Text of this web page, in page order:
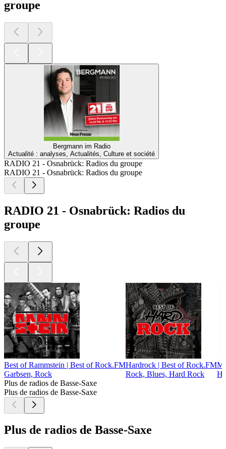
groupe
Bergmann im Radio
Actualité : analyses, Actualités, Culture et société
RADIO 21 - Osnabrück: Radios du groupe
RADIO 21 - Osnabrück: Radios du groupe
RADIO 21 - Osnabrück: Radios du
groupe
Best of Rammstein | Best of Rock.FM
Garbsen, Rock
Hardrock | Best of Rock.FM
Rock, Blues, Hard Rock
Plus de radios de Basse-Saxe
Plus de radios de Basse-Saxe
Plus de radios de Basse-Saxe